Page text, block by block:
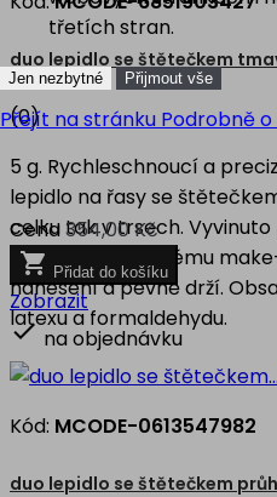
duo lepidlo se štětečkem
(0)
5 g. Rychleschnoucí a
lepidlo na řasy se
celku tak v trsech.
perfektní k tmavému
nanesení a pevně drží.
latexu a formaldehydu.
Cena354,00 Kč
 Přidat do košíku
Zobrazit
 na objednávku
Kód: MCODE-0613547982
duo lepidlo se štětečkem
třetích stran.
Jen nezbytné Přijmout vše
Přejít na stránku Podrobně o